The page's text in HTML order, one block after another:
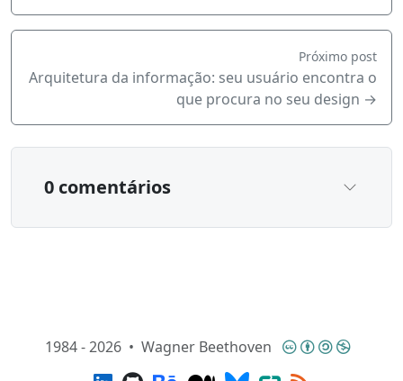
Próximo post
Arquitetura da informação: seu usuário encontra o
que procura no seu design →
0 comentários
Rodapé1984 - 2026 • Wagner Beethoven